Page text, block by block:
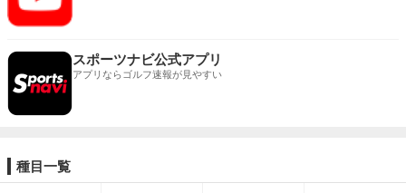
スポーツナビ公式アプリ
アプリならゴルフ速報が見やすい
種目一覧